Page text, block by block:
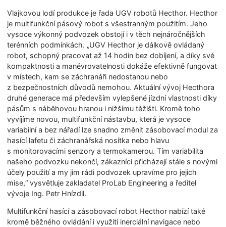
Vlajkovou lodí produkce je řada UGV robotů Hecthor. Hecthor
je multifunkční pásový robot s všestranným použitím. Jeho
vysoce výkonný podvozek obstojí i v těch nejnáročnějších
terénních podmínkách. „UGV Hecthor je dálkově ovládaný
robot, schopný pracovat až 14 hodin bez dobíjení, a díky své
kompaktnosti a manévrovatelnosti dokáže efektivně fungovat
v místech, kam se záchranáři nedostanou nebo
z bezpečnostních důvodů nemohou. Aktuální vývoj Hecthora
druhé generace má především vylepšené jízdní vlastnosti díky
pásům s náběhovou hranou i nižšímu těžišti. Kromě toho
vyvíjíme novou, multifunkční nástavbu, která je vysoce
variabilní a bez nářadí lze snadno změnit zásobovací modul za
hasící lafetu či záchranářská nosítka nebo hlavu
s monitorovacími senzory a termokamerou. Tím variabilita
našeho podvozku nekončí, zákazníci přicházejí stále s novými
účely použití a my jim rádi podvozek upravíme pro jejich
mise,“ vysvětluje zakladatel ProLab Engineering a ředitel
vývoje Ing. Petr Hnízdil.
Multifunkční hasící a zásobovací robot Hecthor nabízí také
kromě běžného ovládání i využití inerciální navigace nebo